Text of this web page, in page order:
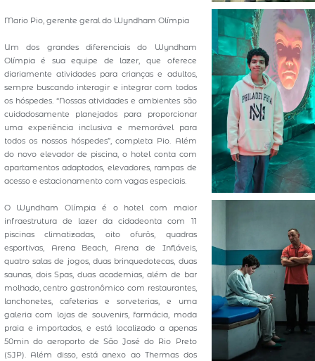
Mario Pio, gerente geral do Wyndham Olímpia
Um dos grandes diferenciais do Wyndham
Olímpia é sua equipe de lazer, que oferece
diariamente atividades para crianças e adultos,
sempre buscando interagir e integrar com todos
os hóspedes. “Nossas atividades e ambientes são
cuidadosamente planejados para proporcionar
uma experiência inclusiva e memorável para
todos os nossos hóspedes”, completa Pio. Além
do novo elevador de piscina, o hotel conta com
apartamentos adaptados, elevadores, rampas de
acesso e estacionamento com vagas especiais.
O Wyndham Olímpia é o hotel com maior
infraestrutura de lazer da cidadeonta com 11
piscinas climatizadas, oito ofurôs, quadras
esportivas, Arena Beach, Arena de Infláveis,
quatro salas de jogos, duas brinquedotecas, duas
saunas, dois Spas, duas academias, além de bar
molhado, centro gastronômico com restaurantes,
lanchonetes, cafeterias e sorveterias, e uma
galeria com lojas de souvenirs, farmácia, moda
praia e importados, e está localizado a apenas
50min do aeroporto de São José do Rio Preto
(SJP). Além disso, está anexo ao Thermas dos